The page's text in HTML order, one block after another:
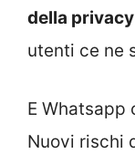
della privacy
utenti ce ne
E Whatsapp
Nuovi rischi